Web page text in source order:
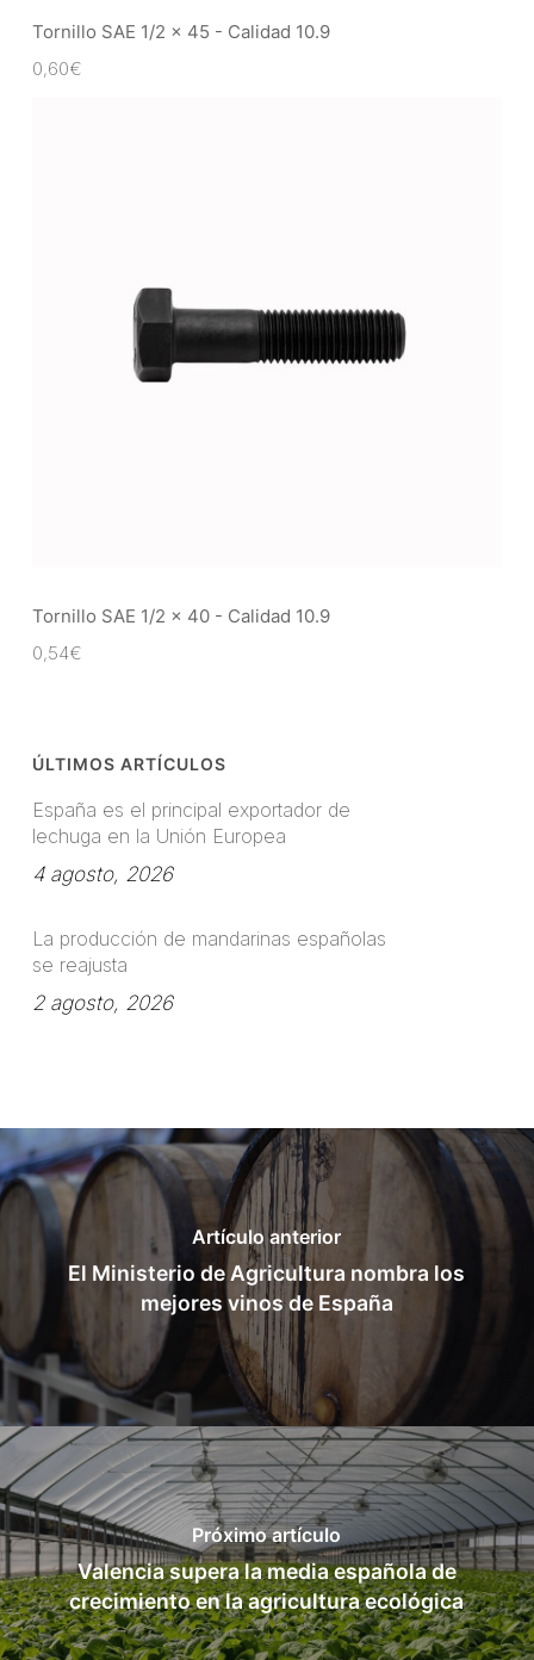
Tornillo SAE 1/2 x 45 - Calidad 10.9
0,60€
Tornillo SAE 1/2 x 40 - Calidad 10.9
0,54€
ÚLTIMOS ARTÍCULOS
España es el principal exportador de
lechuga en la Unión Europea
4 agosto, 2026
La producción de mandarinas españolas
se reajusta
2 agosto, 2026
Artículo anterior
El Ministerio de Agricultura nombra los
mejores vinos de España
Próximo artículo
Valencia supera la media española de
crecimiento en la agricultura ecológica